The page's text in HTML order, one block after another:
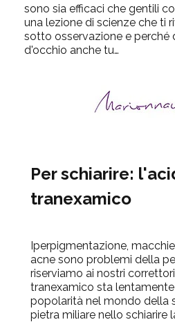
sono sia efficaci che gentili
una lezione di scienze che ti
sotto osservazione e perché
d'occhio anche tu…
Per schiarire:
tranexamico
Iperpigmentazione,
acne sono problemi della
riserviamo ai nostri
tranexamico sta
popolarità nel mondo della
pietra miliare nello schiarire